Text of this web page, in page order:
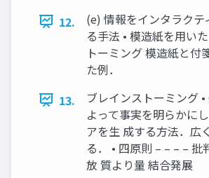
12.
(e) 情報をインタラクテ
る手法 • 模造紙を用い
トーミング 模造紙と付
た例．
13.
ブレインストーミング
よって事実を明らかに
アを生 成する方法．広
る． • 四原則 – – – – 批
放 質より量 結合発展